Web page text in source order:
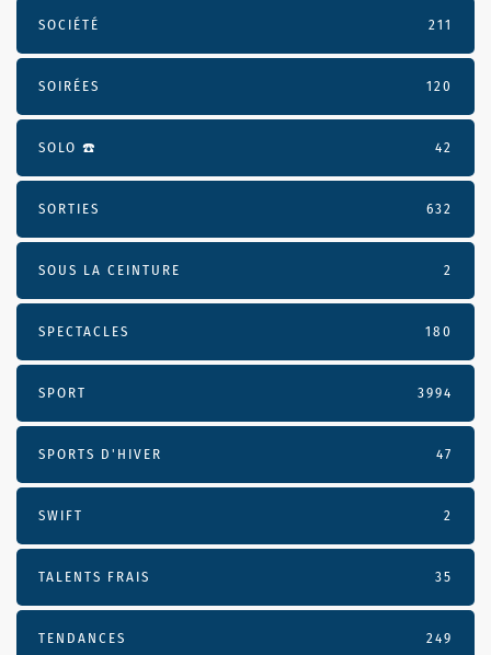
SOCIÉTÉ 211
SOIRÉES 120
SOLO ☎️ 42
SORTIES 632
SOUS LA CEINTURE 2
SPECTACLES 180
SPORT 3994
SPORTS D'HIVER 47
SWIFT 2
TALENTS FRAIS 35
TENDANCES 249